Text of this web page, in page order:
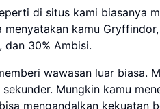
di situs kami biasanya
menyatakan kamu
dan 30% Ambisi.
wawasan luar biasa.
sekunder. Mungkin kamu
mengandalkan kekuatan